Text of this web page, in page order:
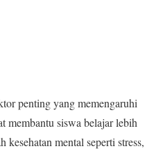
penting yang memengaruhi
membantu siswa belajar lebih
mental seperti stress,